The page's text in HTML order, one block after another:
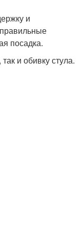
и
посадка.
и обивку стула.